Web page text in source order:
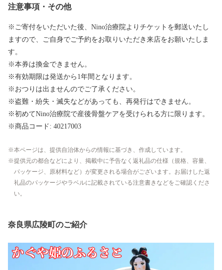
注意事項・その他
※ご寄付をいただいた後、Nino治療院よりチケットを郵送いたし
ますので、ご自身でご予約をお取りいただき来店をお願いたしま
す。
※本券は換金できません。
※有効期限は発送から1年間となります。
※おつりは出ませんのでご了承ください。
※盗難・紛失・滅失などがあっても、再発行はできません。
※初めてNino治療院で産後骨盤ケアを受けられる方に限ります。
※商品コード: 40217003
本ページは、提供自治体からの情報に基づき、作成しています。
提供元の都合などにより、掲載中に予告なく返礼品の仕様（規格、容量、
パッケージ、原材料など）が変更される場合がございます。お届けした返
礼品のパッケージやラベルに記載されている注意書きなどをご確認くださ
い。
奈良県広陵町のご紹介